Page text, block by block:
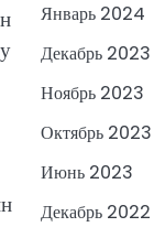
Январь 2024
Декабрь 2023
Ноябрь 2023
Октябрь 2023
Июнь 2023
Декабрь 2022